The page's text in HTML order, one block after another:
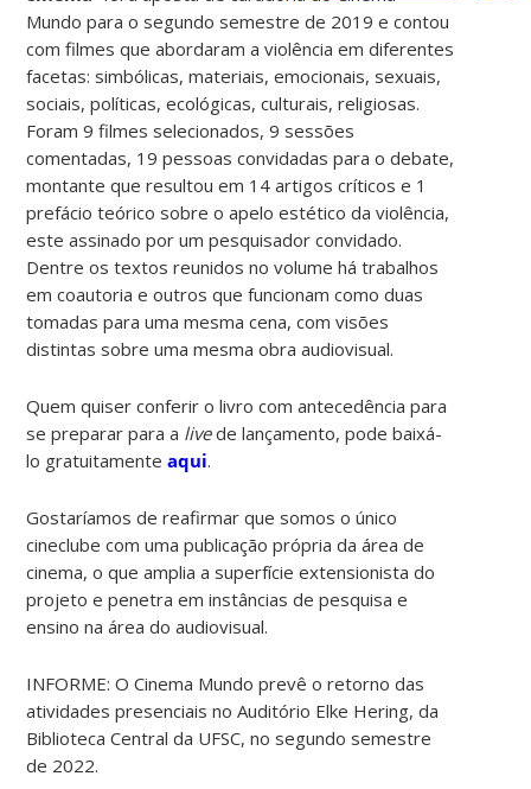
Mundo para o segundo semestre de 2019 e contou
com filmes que abordaram a violência em diferentes
facetas: simbólicas, materiais, emocionais, sexuais,
sociais, políticas, ecológicas, culturais, religiosas.
Foram 9 filmes selecionados, 9 sessões
comentadas, 19 pessoas convidadas para o debate,
montante que resultou em 14 artigos críticos e 1
prefácio teórico sobre o apelo estético da violência,
este assinado por um pesquisador convidado.
Dentre os textos reunidos no volume há trabalhos
em coautoria e outros que funcionam como duas
tomadas para uma mesma cena, com visões
distintas sobre uma mesma obra audiovisual.
Quem quiser conferir o livro com antecedência para
se preparar para a livede lançamento, pode baixá-
lo gratuitamenteaqui.
Gostaríamos de reafirmar que somos o único
cineclube com uma publicação própria da área de
cinema, o que amplia a superfície extensionista do
projeto e penetra em instâncias de pesquisa e
ensino na área do audiovisual.
INFORME: O Cinema Mundo prevê o retorno das
atividades presenciais no Auditório Elke Hering, da
Biblioteca Central da UFSC, no segundo semestre
de 2022.